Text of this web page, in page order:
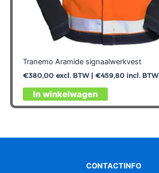
Tranemo Aramide signaalwerkvest
€380,00excl. BTW | €459,80incl. BTW
In winkelwagen
Dit
product
variaties.
optie
CONTACTINFO